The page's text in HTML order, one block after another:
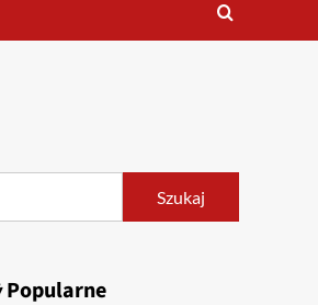
Szukaj
Popularne